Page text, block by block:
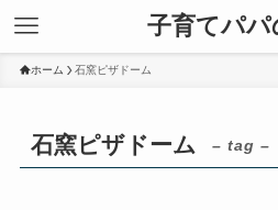
子育てパパ
ホーム 石窯ピザドーム
石窯ピザドーム – tag –